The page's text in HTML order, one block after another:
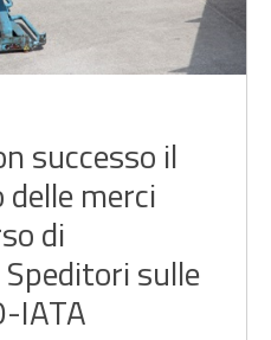
successo il
merci
di
sulle
IATA